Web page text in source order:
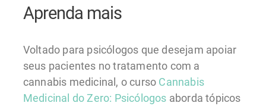
Aprenda mais
Voltado para psicólogos que desejam apoiar
seus pacientes no tratamento com a
cannabis medicinal, o curso Cannabis
Medicinal do Zero: Psicólogos aborda tópicos